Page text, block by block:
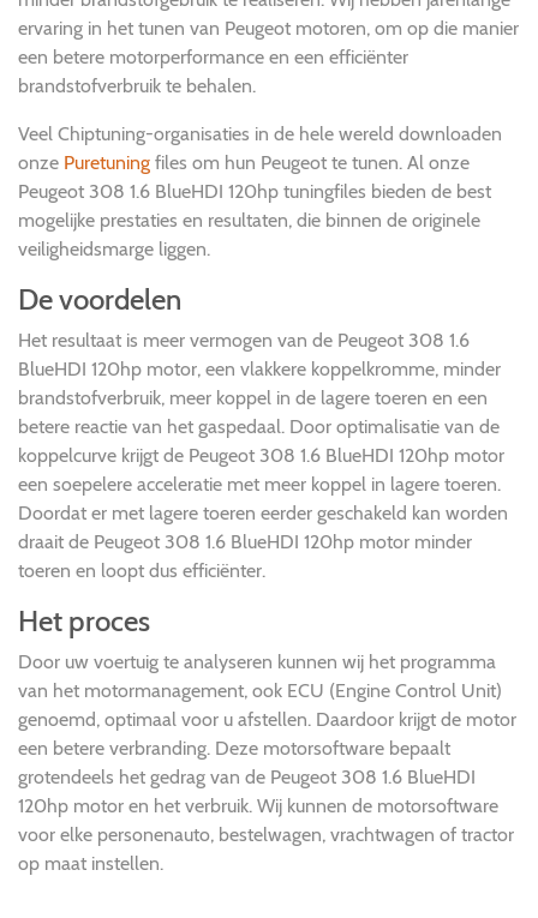
ervaring in het tunen van Peugeot motoren, om op die manier
een betere motorperformance en een efficiënter
brandstofverbruik te behalen.
Veel Chiptuning-organisaties in de hele wereld downloaden
onze Puretuning files om hun Peugeot te tunen. Al onze
Peugeot 308 1.6 BlueHDI 120hp tuningfiles bieden de best
mogelijke prestaties en resultaten, die binnen de originele
veiligheidsmarge liggen.
De voordelen
Het resultaat is meer vermogen van de Peugeot 308 1.6
BlueHDI 120hp motor, een vlakkere koppelkromme, minder
brandstofverbruik, meer koppel in de lagere toeren en een
betere reactie van het gaspedaal. Door optimalisatie van de
koppelcurve krijgt de Peugeot 308 1.6 BlueHDI 120hp motor
een soepelere acceleratie met meer koppel in lagere toeren.
Doordat er met lagere toeren eerder geschakeld kan worden
draait de Peugeot 308 1.6 BlueHDI 120hp motor minder
toeren en loopt dus efficiënter.
Het proces
Door uw voertuig te analyseren kunnen wij het programma
van het motormanagement, ook ECU (Engine Control Unit)
genoemd, optimaal voor u afstellen. Daardoor krijgt de motor
een betere verbranding. Deze motorsoftware bepaalt
grotendeels het gedrag van de Peugeot 308 1.6 BlueHDI
120hp motor en het verbruik. Wij kunnen de motorsoftware
voor elke personenauto, bestelwagen, vrachtwagen of tractor
op maat instellen.